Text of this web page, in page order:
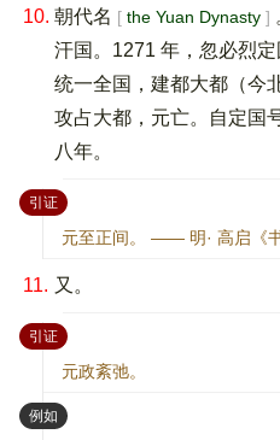
10. 朝代名 the Yuan Dynasty
汗国。1271 年，忽必烈
统一全国，建都大都（今
攻占大都，元亡。自定国
八年。
引证：
元至正间。 —— 明· 高启《书
11. 又。
引证：
元政紊弛。
例如 ：